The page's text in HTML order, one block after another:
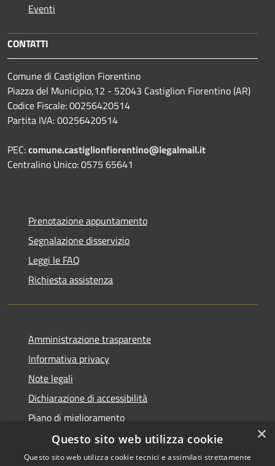
Eventi
CONTATTI
Comune di Castiglion Fiorentino
Piazza del Municipio,12 - 52043 Castiglion Fiorentino (AR)
Codice Fiscale: 00256420514
Partita IVA: 00256420514
PEC:comune.castiglionfiorentino@legalmail.it
Centralino Unico: 0575 65641
Prenotazione appuntamento
Segnalazione disservizio
Leggi le FAQ
Richiesta assistenza
Amministrazione trasparente
Informativa privacy
Note legali
Dichiarazione di accessibilità
Piano di miglioramento
×
Questo sito web utilizza cookie
Questo sito web utilizza cookie tecnici e assimilati strettamente